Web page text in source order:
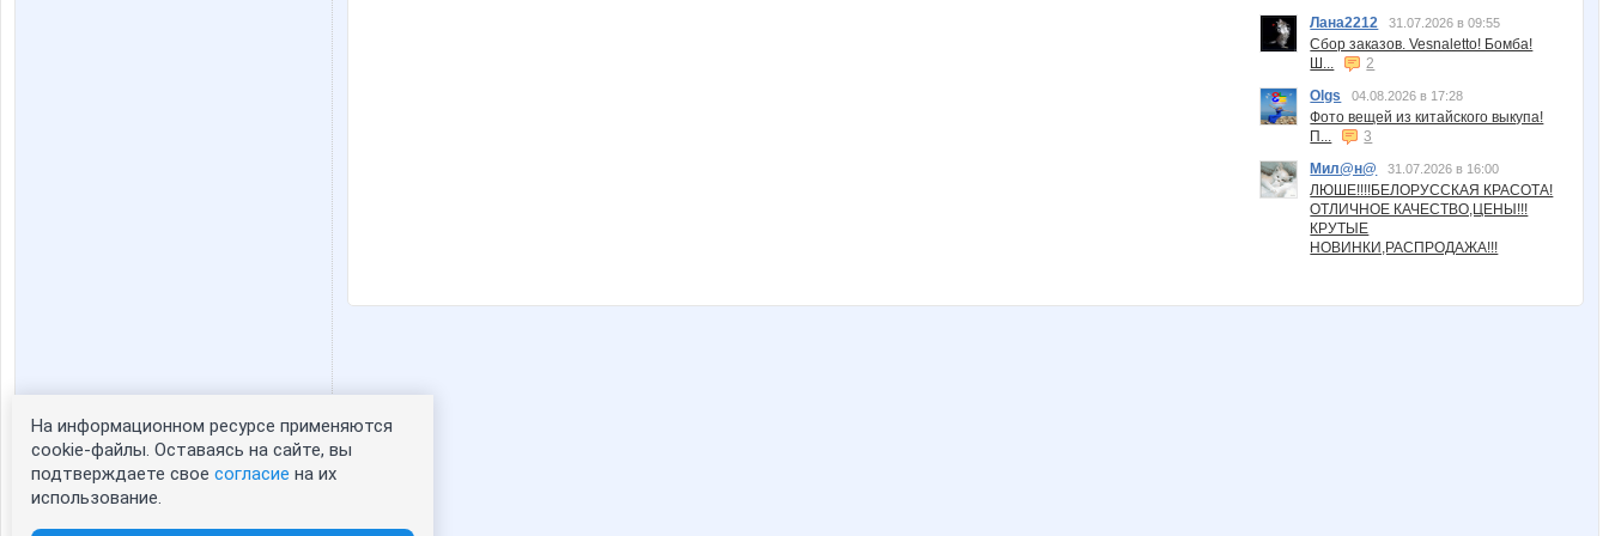
Статистика портрета:
сейчас просматривают портрет - 0
зарегистрированные пользователи
Лана2212
31.07.2026 в 09:55
Сбор заказов. Vesnaletto! Бомба!
Ш...
2
Olgs
04.08.2026 в 17:28
Фото вещей из китайского выкупа!
П...
3
Мил@н@
31.07.2026 в 16:00
ЛЮШЕ!!!!БЕЛОРУССКАЯ КРАСОТА!
ОТЛИЧНОЕ КАЧЕСТВО,ЦЕНЫ!!!
КРУТЫЕ
НОВИНКИ,РАСПРОДАЖА!!!
На информационном ресурсе применяются
cookie-файлы. Оставаясь на сайте, вы
подтверждаете свое согласие на их
использование.